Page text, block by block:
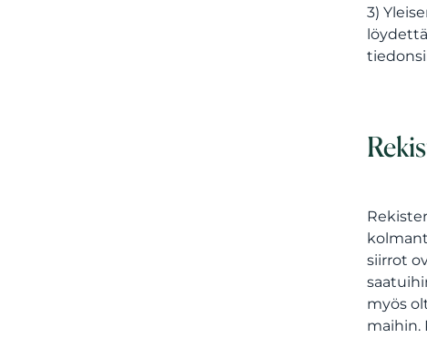
3)
siirrot
myös
maihin.